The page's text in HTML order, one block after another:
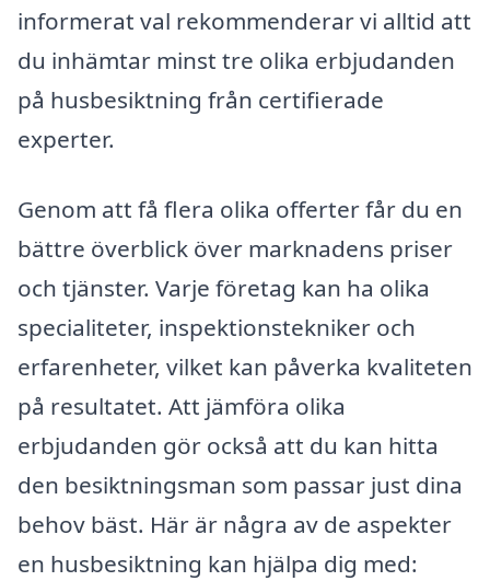
informerat val rekommenderar vi alltid att
du inhämtar minst tre olika erbjudanden
på husbesiktning från certifierade
experter.
Genom att få flera olika offerter får du en
bättre överblick över marknadens priser
och tjänster. Varje företag kan ha olika
specialiteter, inspektionstekniker och
erfarenheter, vilket kan påverka kvaliteten
på resultatet. Att jämföra olika
erbjudanden gör också att du kan hitta
den besiktningsman som passar just dina
behov bäst. Här är några av de aspekter
en husbesiktning kan hjälpa dig med: